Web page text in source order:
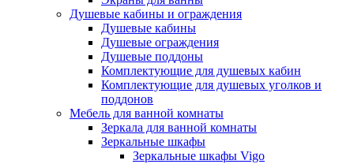
Душевые кабины и ограждения
Душевые кабины
Душевые ограждения
Душевые поддоны
Комплектующие для душевых кабин
Комплектующие для душевых уголков и
поддонов
Мебель для ванной комнаты
Зеркала для ванной комнаты
Зеркальные шкафы
Зеркальные шкафы Vigo